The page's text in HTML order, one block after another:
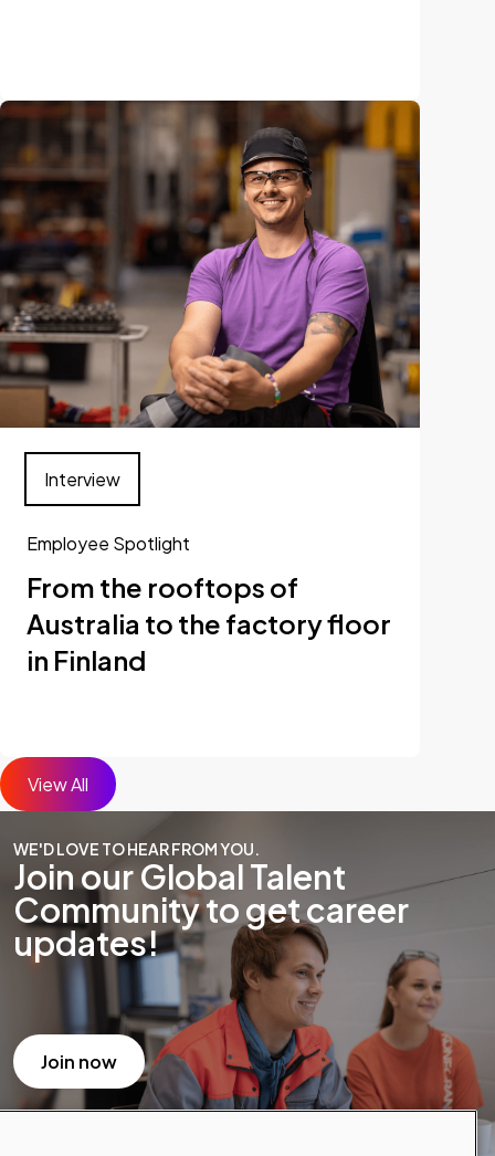
Employee Spotlight
From the rooftops of
Australia to the factory floor
in Finland
Interview
View All
WE'D LOVE TO HEAR FROM YOU.
Join our Global Talent
Community to get career
updates!
Join now